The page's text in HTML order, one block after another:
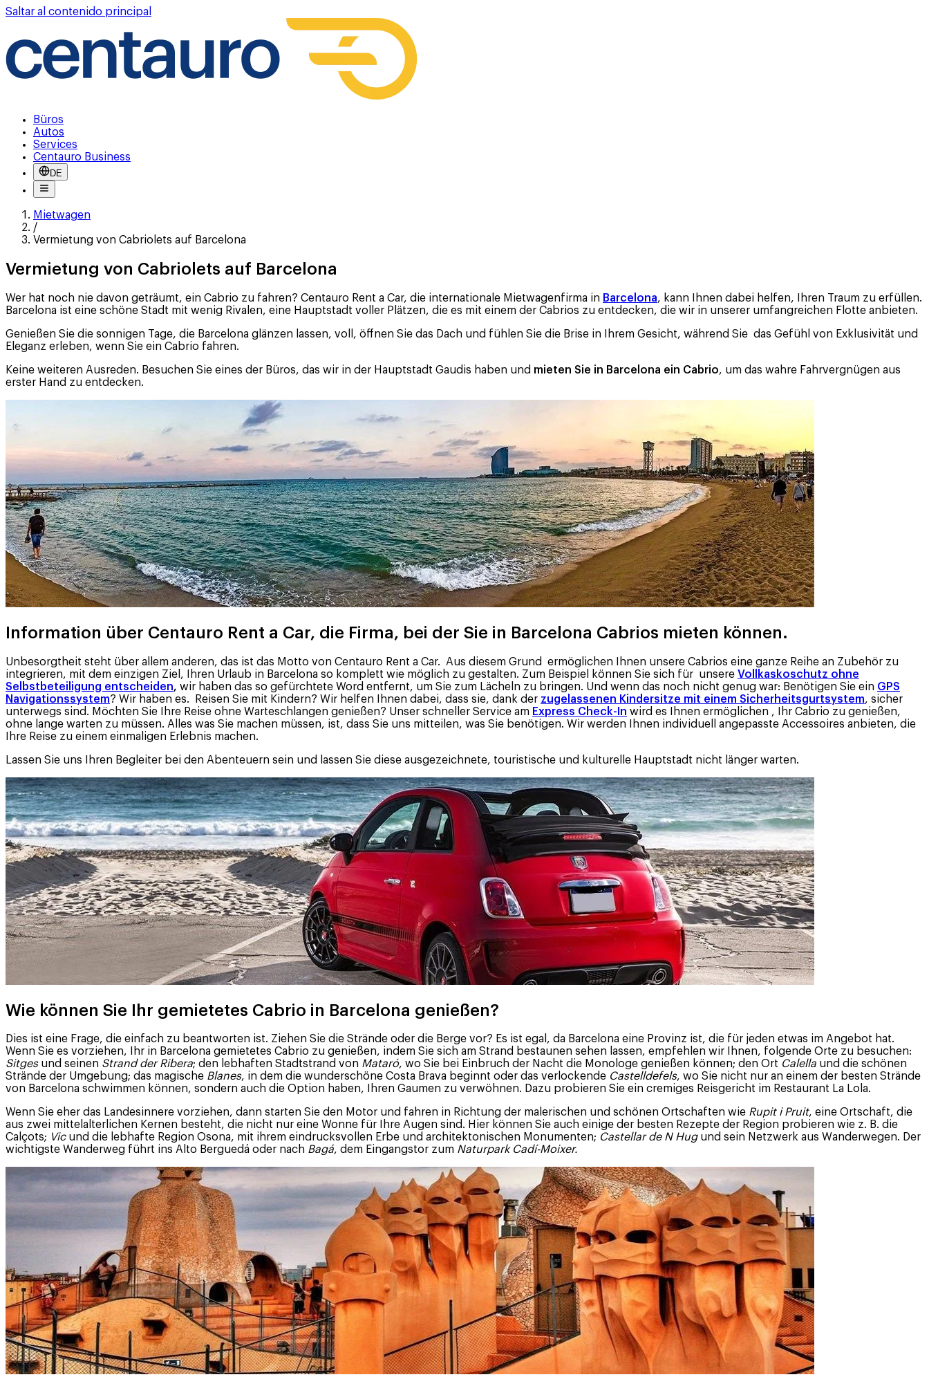
Saltar al contenido principal
Büros
Autos
Services
Centauro Business
DE
Mietwagen
/
Vermietung von Cabriolets auf Barcelona
Vermietung von Cabriolets auf Barcelona
Wer hat noch nie davon geträumt, ein Cabrio zu fahren? Centauro Rent a Car, die internationale Mietwagenfirma in Barcelona, kann Ihnen dabei helfen, Ihren Traum zu erfüllen.
Barcelona ist eine schöne Stadt mit wenig Rivalen, eine Hauptstadt voller Plätzen, die es mit einem der Cabrios zu entdecken, die wir in unserer umfangreichen Flotte anbieten.
Genießen Sie die sonnigen Tage, die Barcelona glänzen lassen, voll, öffnen Sie das Dach und fühlen Sie die Brise in Ihrem Gesicht, während Sie das Gefühl von Exklusivität und
Eleganz erleben, wenn Sie ein Cabrio fahren.
Keine weiteren Ausreden. Besuchen Sie eines der Büros, das wir in der Hauptstadt Gaudis haben und mieten Sie in Barcelona ein Cabrio, um das wahre Fahrvergnügen aus
erster Hand zu entdecken.
Information über Centauro Rent a Car, die Firma, bei der Sie in Barcelona Cabrios mieten können.
Unbesorgtheit steht über allem anderen, das ist das Motto von Centauro Rent a Car. Aus diesem Grund ermöglichen Ihnen unsere Cabrios eine ganze Reihe an Zubehör zu
integrieren, mit dem einzigen Ziel, Ihren Urlaub in Barcelona so komplett wie möglich zu gestalten. Zum Beispiel können Sie sich für unsere Vollkaskoschutz ohne
Selbstbeteiligung entscheiden, wir haben das so gefürchtete Word entfernt, um Sie zum Lächeln zu bringen. Und wenn das noch nicht genug war: Benötigen Sie ein GPS
Navigationssystem? Wir haben es. Reisen Sie mit Kindern? Wir helfen Ihnen dabei, dass sie, dank der zugelassenen Kindersitze mit einem Sicherheitsgurtsystem, sicher
unterwegs sind. Möchten Sie Ihre Reise ohne Warteschlangen genießen? Unser schneller Service am Express Check-In wird es Ihnen ermöglichen , Ihr Cabrio zu genießen,
ohne lange warten zu müssen. Alles was Sie machen müssen, ist, dass Sie uns mitteilen, was Sie benötigen. Wir werden Ihnen individuell angepasste Accessoires anbieten, die
Ihre Reise zu einem einmaligen Erlebnis machen.
Lassen Sie uns Ihren Begleiter bei den Abenteuern sein und lassen Sie diese ausgezeichnete, touristische und kulturelle Hauptstadt nicht länger warten.
Wie können Sie Ihr gemietetes Cabrio in Barcelona genießen?
Dies ist eine Frage, die einfach zu beantworten ist. Ziehen Sie die Strände oder die Berge vor? Es ist egal, da Barcelona eine Provinz ist, die für jeden etwas im Angebot hat.
Wenn Sie es vorziehen, Ihr in Barcelona gemietetes Cabrio zu genießen, indem Sie sich am Strand bestaunen sehen lassen, empfehlen wir Ihnen, folgende Orte zu besuchen:
Sitgesund seinen Strand der Ribera; den lebhaften Stadtstrand von Mataró, wo Sie bei Einbruch der Nacht die Monologe genießen können; den Ort Calella und die schönen
Strände der Umgebung; das magische Blanes, in dem die wunderschöne Costa Brava beginnt oder das verlockende Castelldefels, wo Sie nicht nur an einem der besten Strände
von Barcelona schwimmen können, sondern auch die Option haben, Ihren Gaumen zu verwöhnen. Dazu probieren Sie ein cremiges Reisgericht im Restaurant La Lola.
Wenn Sie eher das Landesinnere vorziehen, dann starten Sie den Motor und fahren in Richtung der malerischen und schönen Ortschaften wie Rupit i Pruit, eine Ortschaft, die
aus zwei mittelalterlichen Kernen besteht, die nicht nur eine Wonne für Ihre Augen sind. Hier können Sie auch einige der besten Rezepte der Region probieren wie z. B. die
Calçots; Vicund die lebhafte Region Osona, mit ihrem eindrucksvollen Erbe und architektonischen Monumenten; Castellar de N Hugund sein Netzwerk aus Wanderwegen. Der
wichtigste Wanderweg führt ins Alto Berguedá oder nach Bagá, dem Eingangstor zum Naturpark Cadí-Moixer.